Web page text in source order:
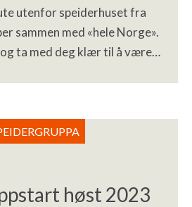
utenfor speiderhuset fra
sammen med «hele Norge».
ta med deg klær til å være…
høst 2023